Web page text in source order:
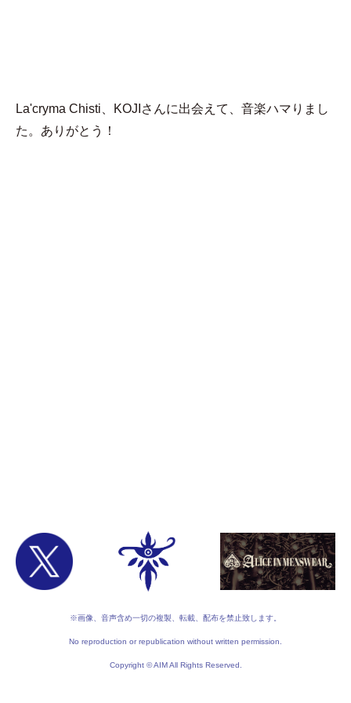
La'cryma Chisti、KOJIさんに出会えて、音楽ハマりまし
た。ありがとう！
※画像、音声含め一切の複製、転載、配布を禁止致します。
No reproduction or republication without written permission.
Copyright © AIM All Rights Reserved.